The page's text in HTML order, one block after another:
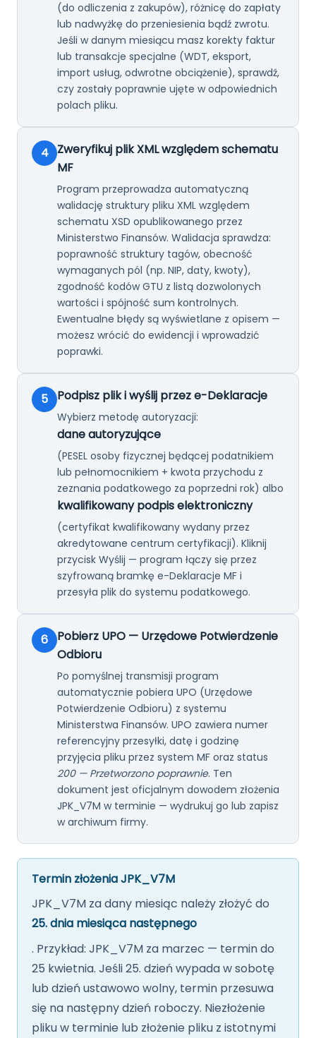
(do odliczenia z zakupów), różnicę do zapłaty
lub nadwyżkę do przeniesienia bądź zwrotu.
Jeśli w danym miesiącu masz korekty faktur
lub transakcje specjalne (WDT, eksport,
import usług, odwrotne obciążenie), sprawdź,
czy zostały poprawnie ujęte w odpowiednich
polach pliku.
4 Zweryfikuj plik XML względem schematu
MF
Program przeprowadza automatyczną
walidację struktury pliku XML względem
schematu XSD opublikowanego przez
Ministerstwo Finansów. Walidacja sprawdza:
poprawność struktury tagów, obecność
wymaganych pól (np. NIP, daty, kwoty),
zgodność kodów GTU z listą dozwolonych
wartości i spójność sum kontrolnych.
Ewentualne błędy są wyświetlane z opisem —
możesz wrócić do ewidencji i wprowadzić
poprawki.
5 Podpisz plik i wyślij przez e-Deklaracje
Wybierz metodę autoryzacji:
dane autoryzujące
(PESEL osoby fizycznej będącej podatnikiem
lub pełnomocnikiem + kwota przychodu z
zeznania podatkowego za poprzedni rok) albo
kwalifikowany podpis elektroniczny
(certyfikat kwalifikowany wydany przez
akredytowane centrum certyfikacji). Kliknij
przycisk Wyślij — program łączy się przez
szyfrowaną bramkę e-Deklaracje MF i
przesyła plik do systemu podatkowego.
6
Pobierz UPO — Urzędowe Potwierdzenie
Odbioru
Po pomyślnej transmisji program
automatycznie pobiera UPO (Urzędowe
Potwierdzenie Odbioru) z systemu
Ministerstwa Finansów. UPO zawiera numer
referencyjny przesyłki, datę i godzinę
przyjęcia pliku przez system MF oraz status
200 — Przetworzono poprawnie. Ten
dokument jest oficjalnym dowodem złożenia
JPK_V7M w terminie — wydrukuj go lub zapisz
w archiwum firmy.
Termin złożenia JPK_V7M
JPK_V7M za dany miesiąc należy złożyć do
25. dnia miesiąca następnego
. Przykład: JPK_V7M za marzec — termin do
25 kwietnia. Jeśli 25. dzień wypada w sobotę
lub dzień ustawowo wolny, termin przesuwa
się na następny dzień roboczy. Niezłożenie
pliku w terminie lub złożenie pliku z istotnymi